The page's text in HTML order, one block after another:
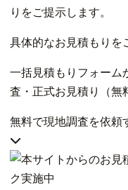
りをご提示します。
具体的なお見積もりを
一括見積もりフォーム
査・正式お見積り（無
無料で現地調査を依頼